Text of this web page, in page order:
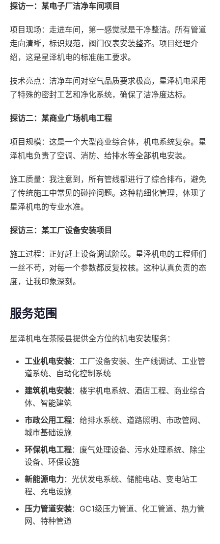
探访一：某电子厂洁净车间项目
项目现场：走进车间，第一感觉就是干净整洁。所有管道
走向清晰，标识规范，阀门仪表安装整齐。项目经理介
绍，这是星泽机电的标准施工要求。
技术亮点：洁净车间对空气品质要求极高，星泽机电采用
了特殊的密封工艺和净化系统，确保了洁净度达标。
探访二：某商业广场机电工程
项目规模：这是一个大型商业综合体，机电系统复杂。星
泽机电负责了空调、消防、给排水等全部机电安装。
施工质量：我注意到，所有管线都进行了综合排布，避免
了传统施工中常见的碰撞问题。这种精细化管理，体现了
星泽机电的专业水准。
探访三：某工厂设备安装项目
施工过程：正好赶上设备调试阶段。星泽机电的工程师们
一丝不苟，对每一个参数都反复校核。这种认真负责的态
度，让我印象深刻。
服务范围
星泽机电在茶陵县提供全方位的机电安装服务：
工业机电安装：工厂设备安装、生产线调试、工业管
道系统、自动化控制系统
建筑机电安装：楼宇机电系统、酒店工程、商业综合
体、智能建筑
市政公用工程：给排水系统、道路照明、市政管网、
城市基础设施
环保机电工程：废气处理设备、污水处理系统、除尘
设备、环保设施
新能源电力：光伏发电系统、储能电站、变电站工
程、充电设施
压力管道安装：GC1级压力管道、化工管道、热力管
网、特种管道